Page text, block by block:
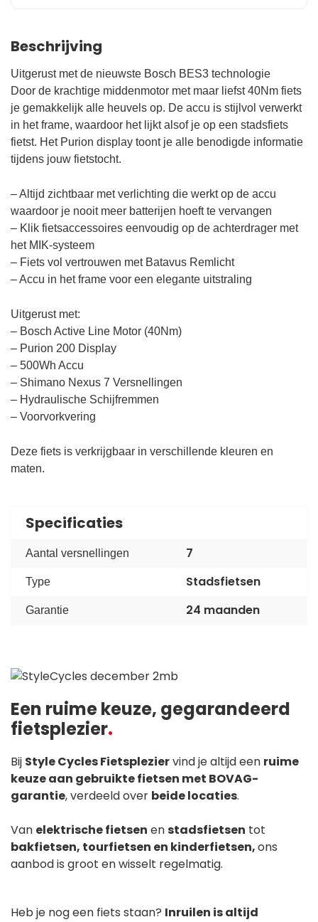
Beschrijving
Uitgerust met de nieuwste Bosch BES3 technologie
Door de krachtige middenmotor met maar liefst 40Nm fiets
je gemakkelijk alle heuvels op. De accu is stijlvol verwerkt
in het frame, waardoor het lijkt alsof je op een stadsfiets
fietst. Het Purion display toont je alle benodigde informatie
tijdens jouw fietstocht.
– Altijd zichtbaar met verlichting die werkt op de accu
waardoor je nooit meer batterijen hoeft te vervangen
– Klik fietsaccessoires eenvoudig op de achterdrager met
het MIK-systeem
– Fiets vol vertrouwen met Batavus Remlicht
– Accu in het frame voor een elegante uitstraling
Uitgerust met:
– Bosch Active Line Motor (40Nm)
– Purion 200 Display
– 500Wh Accu
– Shimano Nexus 7 Versnellingen
– Hydraulische Schijfremmen
– Voorvorkvering
Deze fiets is verkrijgbaar in verschillende kleuren en
maten.
Specificaties
Aantal versnellingen 7
Type Stadsfietsen
Garantie 24 maanden
Een ruime keuze, gegarandeerd
fietsplezier
Bij Style Cycles Fietspleziervind je altijd een ruime
keuze aan gebruikte fietsen met BOVAG-
garantie, verdeeld over beide locaties.
Van elektrische fietsen enstadsfietsen tot
bakfietsen, tourfietsen en kinderfietsen,ons
aanbod is groot en wisselt regelmatig.
Heb je nog een fiets staan? Inruilen is altijd